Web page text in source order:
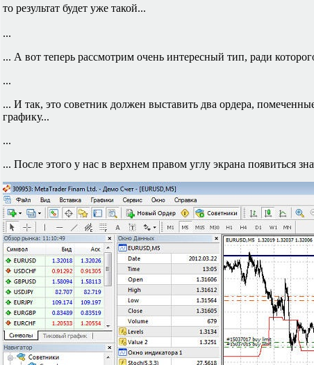
то результат будет уже такой...
...
... А вот теперь рассмотрим очень интересный тип, ради
...
... И так, это советник должен выставить два ордера,
графику...
...
... После этого у нас в верхнем правом углу экрана появиться